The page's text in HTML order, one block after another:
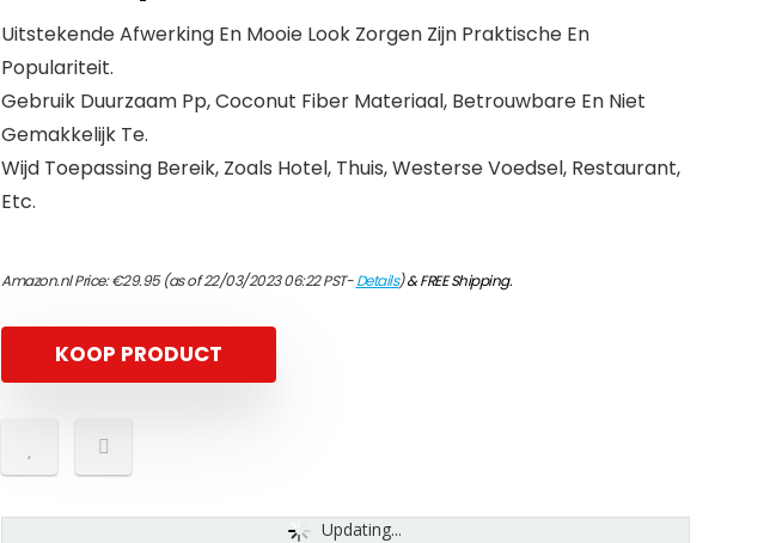
Uitstekende Afwerking En Mooie Look Zorgen Zijn Praktische En
Populariteit.
Gebruik Duurzaam Pp, Coconut Fiber Materiaal, Betrouwbare En Niet
Gemakkelijk Te.
Wijd Toepassing Bereik, Zoals Hotel, Thuis, Westerse Voedsel, Restaurant,
Etc.
Amazon.nl Price:€29.95(as of 22/03/2023 06:22 PST-Details)&FREE Shipping.
KOOP PRODUCT
Updating...